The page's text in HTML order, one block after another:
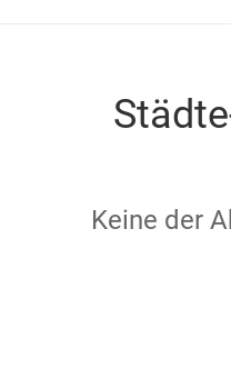
Keine der